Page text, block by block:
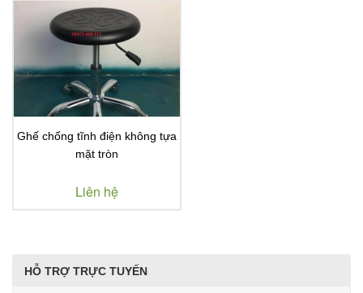
Ghế chống tĩnh điện không tựa
mặt tròn
Liên hệ
HỖ TRỢ TRỰC TUYẾN